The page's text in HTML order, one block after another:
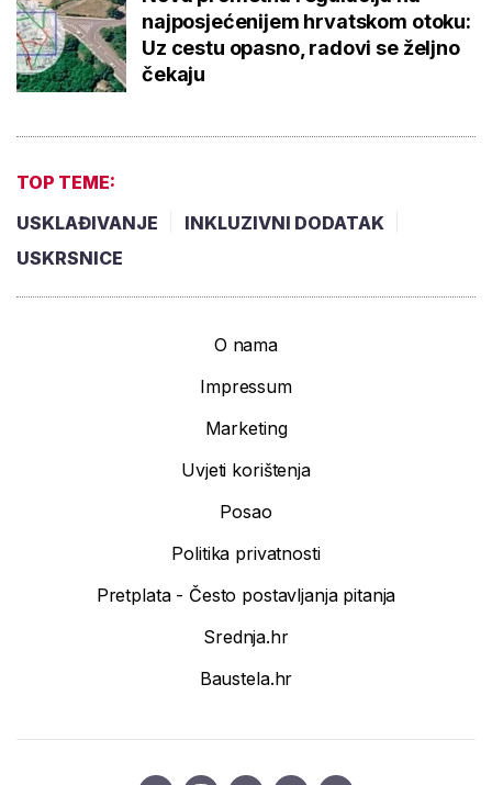
najposjećenijem hrvatskom otoku:
Uz cestu opasno, radovi se željno
čekaju
TOP TEME:
USKLAĐIVANJE
INKLUZIVNI DODATAK
USKRSNICE
O nama
Impressum
Marketing
Uvjeti korištenja
Posao
Politika privatnosti
Pretplata - Često postavljanja pitanja
Srednja.hr
Baustela.hr